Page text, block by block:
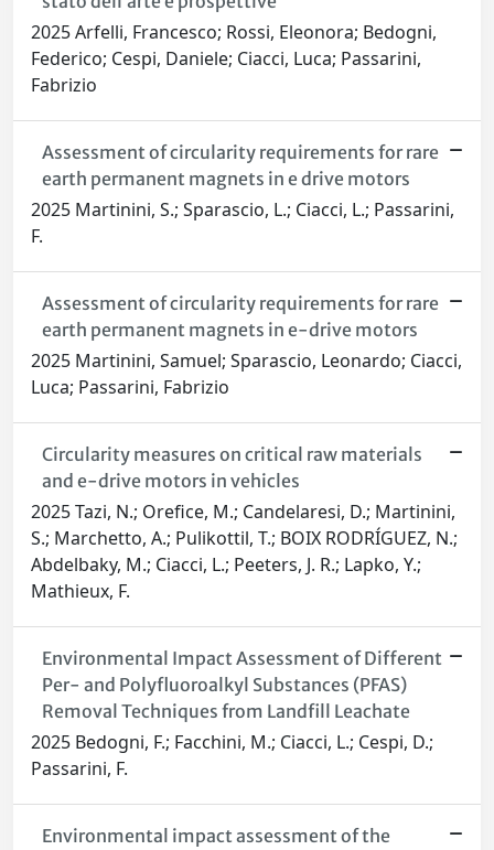
2025 Arfelli, Francesco; Rossi, Eleonora; Bedogni,
Federico; Cespi, Daniele; Ciacci, Luca; Passarini,
Fabrizio
Assessment of circularity requirements for rare
earth permanent magnets in e drive motors
2025 Martinini, S.; Sparascio, L.; Ciacci, L.; Passarini,
F.
Assessment of circularity requirements for rare
earth permanent magnets in e-drive motors
2025 Martinini, Samuel; Sparascio, Leonardo; Ciacci,
Luca; Passarini, Fabrizio
Circularity measures on critical raw materials
and e-drive motors in vehicles
2025 Tazi, N.; Orefice, M.; Candelaresi, D.; Martinini,
S.; Marchetto, A.; Pulikottil, T.; BOIX RODRÍGUEZ, N.;
Abdelbaky, M.; Ciacci, L.; Peeters, J. R.; Lapko, Y.;
Mathieux, F.
Environmental Impact Assessment of Different
Per- and Polyfluoroalkyl Substances (PFAS)
Removal Techniques from Landfill Leachate
2025 Bedogni, F.; Facchini, M.; Ciacci, L.; Cespi, D.;
Passarini, F.
Environmental impact assessment of the